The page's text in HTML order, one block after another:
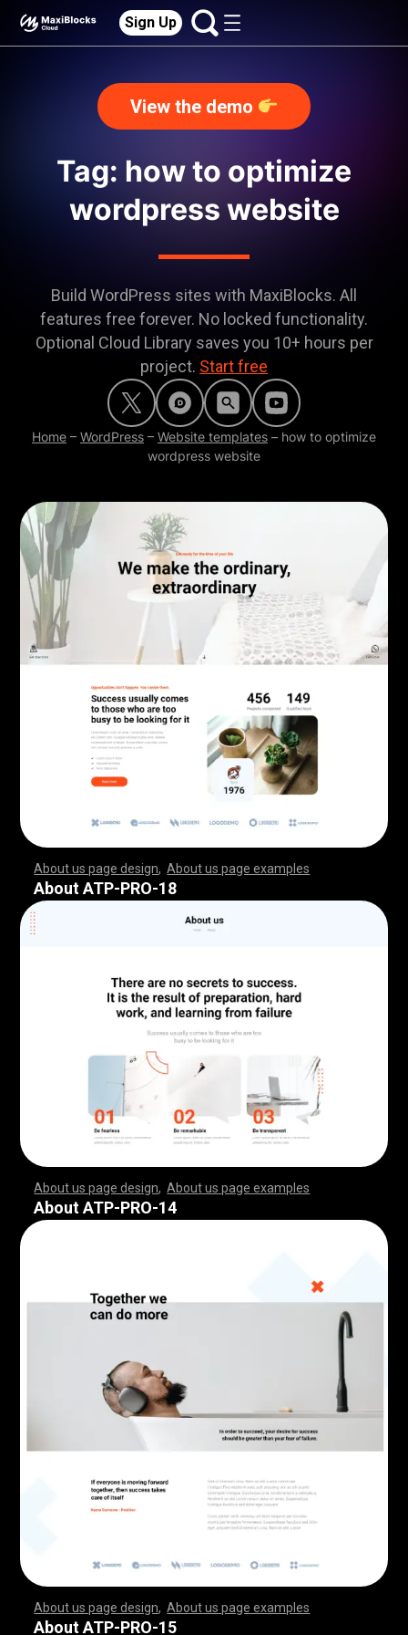
Sign Up
View the demo
Tag: how to optimize
wordpress website
Build WordPress sites with MaxiBlocks. All
features free forever. No locked functionality.
Optional Cloud Library saves you 10+ hours per
project. Start free
Home – WordPress – Website templates – how to optimize
wordpress website
About us page design ,About us page examples
,,,,,,,,,,,,,,,,,,,,,,,, ,,,,,,,,,,,,,,,,,,,,,,,,,,,
,,,,,,,,,,,,,,,,,,,,,,,, ,,,,,,,,,,,,,,,,,,,,,,,,,,,
,,,,,,,,,,,,,,,,,,,,,,,, ,,,,,,,,,,,,,,,,,,,,,,,,,,,
,,,,,,,,,,,,,,,,,,,,,,,, ,,,,,,,,,,,,,,,,,,,,,,,,,,,
,,,,,,,,,,,,,,,,,,,,,,,, ,,,,,,,,,,,,,,,,,,,,,,,,,,,
,,,,,,,,,,,,,,,,,,,,,,,, ,,,,,,,,,,,,,,,,,,,,,,,,,,,
,,,,,,,,,,,,,,,,,,,,,,,, ,,,,,,,,,,,,,,,,,,,,,,,,,,,
,,,,,,,,,,,,,,,,,,,,,,,, ,,,,,,,,,,,,
About ATP-PRO-18
About us page design ,About us page examples
,,,,,,,,,,,,,,,,,,,,,,,, ,,,,,,,,,,,,,,,,,,,,,,,,,,,
,,,,,,,,,,,,,,,,,,,,,,,, ,,,,,,,,,,,,,,,,,,,,,,,,,,,
,,,,,,,,,,,,,,,,,,,,,,,, ,,,,,,,,,,,,,,,,,,,,,,,,,,,
,,,,,,,,,,,,,,,,,,,,,,,, ,,,,,,,,,,,,,,,,,,,,,,,,,,,
,,,,,,,,,,,,,,,,,,,,,,,, ,,,,,,,,,,,,,,,,,,,,,,,,,,,
,,,,,,,,,,,,,,,,,,,,,,,, ,,,,,,,,,,,,,,,,,,,,,,,,,,,
,,,,,,,,,,,,,,,,,,,,,,,, ,,,,,,,,,,,,,,,,,,,,,,,,,,,
,,,,,,,,,,,,,,,,,,,,,,,, ,,,,,,,,,,,,
About ATP-PRO-14
About us page design ,About us page examples
,,,,,,,,,,,,,,,,,,,,,,,, ,,,,,,,,,,,,,,,,,,,,,,,,,,,
,,,,,,,,,,,,,,,,,,,,,,,, ,,,,,,,,,,,,,,,,,,,,,,,,,,,
,,,,,,,,,,,,,,,,,,,,,,,, ,,,,,,,,,,,,,,,,,,,,,,,,,,,
,,,,,,,,,,,,,,,,,,,,,,,, ,,,,,,,,,,,,,,,,,,,,,,,,,,,
,,,,,,,,,,,,,,,,,,,,,,,, ,,,,,,,,,,,,,,,,,,,,,,,,,,,
,,,,,,,,,,,,,,,,,,,,,,,, ,,,,,,,,,,,,,,,,,,,,,,,,,,,
,,,,,,,,,,,,,,,,,,,,,,,, ,,,,,,,,,,,,,,,,,,,,,,,,,,,
,,,,,,,,,,,,,,,,,,,,,,,, ,,,,,,,,,,,,
About ATP-PRO-15